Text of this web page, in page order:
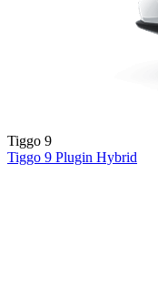
Tiggo 9
Tiggo 9 Plugin Hybrid